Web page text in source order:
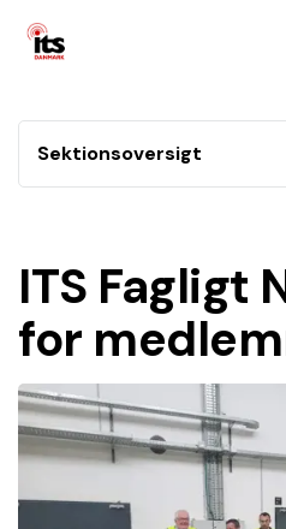
Sektionsoversigt
ITS
for